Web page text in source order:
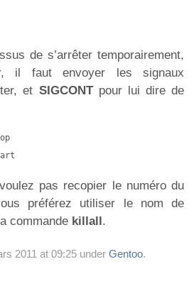
de s’arrêter temporairement,
il faut envoyer les signaux
et SIGCONTpour lui dire de
pas recopier le numéro du
préférez utiliser le nom de
commande killall.
2011 at 09:25 under Gentoo.